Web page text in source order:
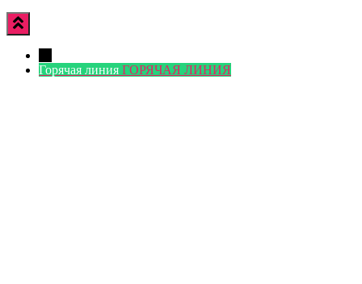
Горячая линия ГОРЯЧАЯ ЛИНИЯ